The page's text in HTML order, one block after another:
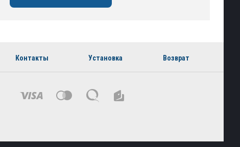
Контакты Установка Возврат